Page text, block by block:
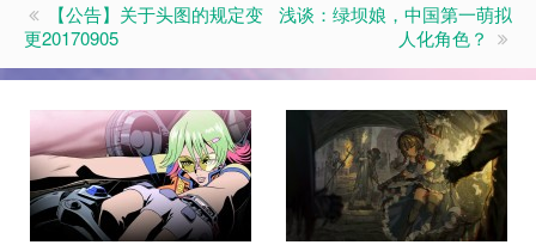
【公告】关于头图的规定变
更20170905
浅谈：绿坝娘，中国第一萌拟
人化角色？